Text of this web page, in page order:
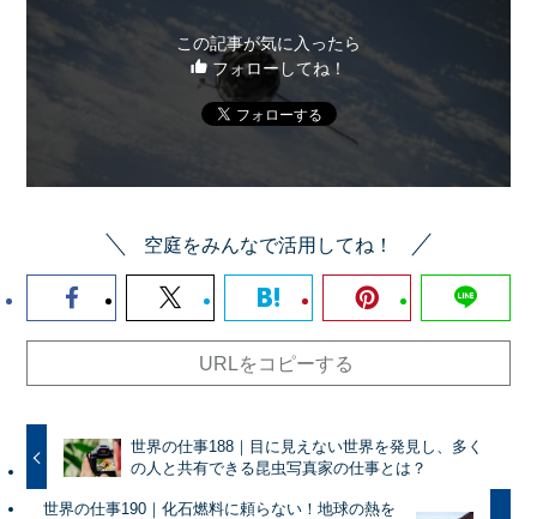
この記事が気に入ったら
フォローしてね！
空庭をみんなで活用してね！
URLをコピーする
世界の仕事188｜目に見えない世界を発見し、多く
の人と共有できる昆虫写真家の仕事とは？
世界の仕事190｜化石燃料に頼らない！地球の熱を